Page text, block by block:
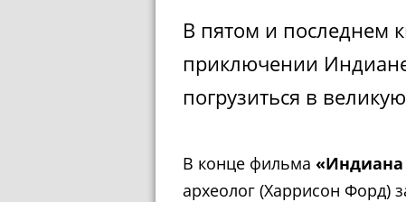
В пятом и последнем
приключении
погрузиться в
В конце фильма «Индиана
археолог (Харрисон Форд)